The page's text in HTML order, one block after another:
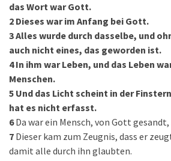
das Wort war Gott.
2 Dieses war im Anfang bei Gott.
3Alles wurde durch dasselbe, und
auch nicht eines, das geworden ist.
4 In ihm war Leben, und das Leben
Menschen.
5 Und das Licht scheint in der
hat es nicht erfasst.
6 Da war ein Mensch, von Gott
7 Dieser kam zum Zeugnis, dass er
damit alle durch ihn glaubten.